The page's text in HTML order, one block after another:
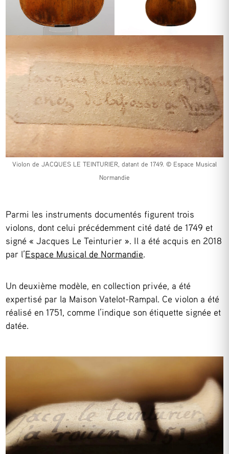
Violon de JACQUES LE TEINTURIER, datant de 1749. © Espace Musical
Normandie
Parmi les instruments documentés figurent trois
violons, dont celui précédemment cité daté de 1749 et
signé « Jacques Le Teinturier ». Il a été acquis en 2018
par l’Espace Musical de Normandie.
Un deuxième modèle, en collection privée, a été
expertisé par la Maison Vatelot-Rampal. Ce violon a été
réalisé en 1751, comme l’indique son étiquette signée et
datée.